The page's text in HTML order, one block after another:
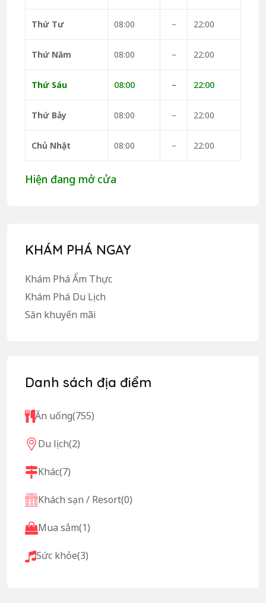
Thứ Tư 08:00 – 22:00
Thứ Năm 08:00 – 22:00
Thứ Sáu 08:00 – 22:00
Thứ Bảy 08:00 – 22:00
Chủ Nhật 08:00 – 22:00
Hiện đang mở cửa
KHÁM PHÁ NGAY
Khám Phá Ẩm Thực
Khám Phá Du Lịch
Săn khuyến mãi
Danh sách địa điểm
Ăn uống(755)
Du lịch(2)
Khác(7)
Khách sạn / Resort(0)
Mua sắm(1)
Sức khỏe(3)